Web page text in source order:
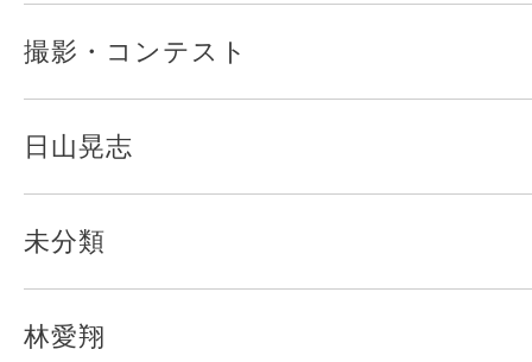
撮影・コンテスト
日山晃志
未分類
林愛翔